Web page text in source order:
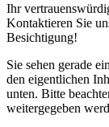
Ihr
Kontaktieren Sie
Besichtigung!
Sie sehen gerade
den eigentlichen
unten. Bitte
weitergegeben